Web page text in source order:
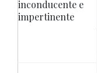
inconducente e
impertinente